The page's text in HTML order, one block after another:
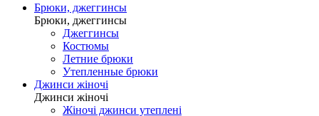
Брюки, джеггинсы
Брюки, джеггинсы
Джеггинсы
Костюмы
Летние брюки
Утепленные брюки
Джинси жіночі
Джинси жіночі
Жіночі джинси утеплені